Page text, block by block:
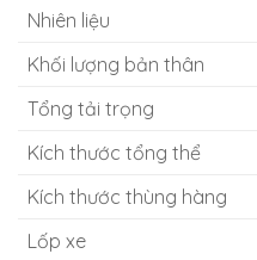
Nhiên liệu
Khối lượng bản thân
Tổng tải trọng
Kích thước tổng thể
Kích thước thùng hàng
Lốp xe